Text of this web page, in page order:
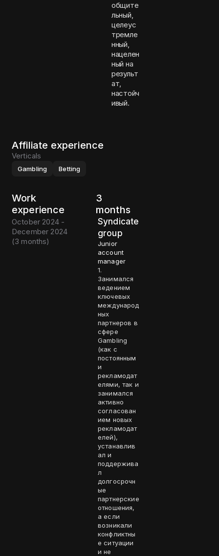
общите
льный,
целеус
тремле
нный,
нацелен
ный на
результ
ат,
настойч
ивый.
Affiliate experience
Verticals
Gambling Betting
Work
experience
3
months
October 2024 -
December 2024
(3 months)
Syndicate
group
Junior
account
manager
1.
Занимался
ведением
ключевых
международ
ных
партнеров в
сфере
Gambling
(как с
постоянным
и
рекламодат
елями, так и
занимался
активно
согласован
ием новых
рекламодат
елей),
устанавлив
ал и
поддержива
л
долгосрочн
ые
партнерские
отношения,
а если
возникали
конфликтны
е ситуации
и не